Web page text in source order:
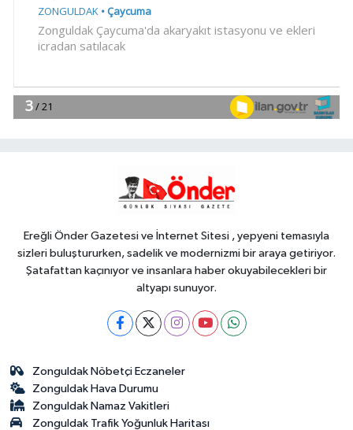
18:46Akçakoca'yı hareketlendiren
18:40
CİSİM!
Ereğli Önder Gazetesi ve İnternet Sitesi , yepyeni temasıyla
sizleri buluştururken, sadelik ve modernizmi bir araya getiriyor.
Şatafattan kaçınıyor ve insanlara haber okuyabilecekleri bir
altyapı sunuyor.
Zonguldak Nöbetçi Eczaneler
Zonguldak Hava Durumu
Zonguldak Namaz Vakitleri
Zonguldak Trafik Yoğunluk Haritası